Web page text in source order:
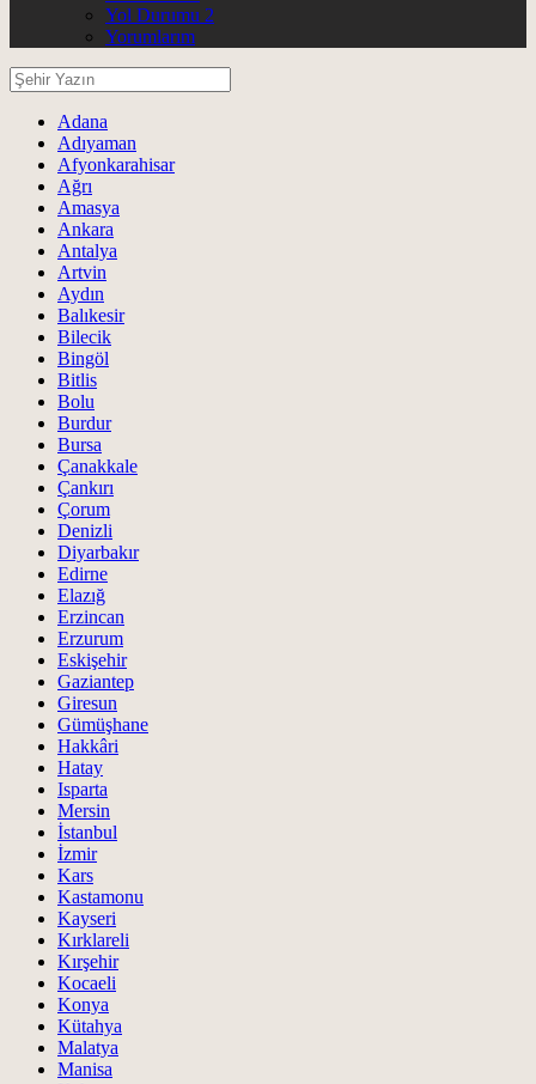
Yol Durumu 2
Yorumlarım
Adana
Adıyaman
Afyonkarahisar
Ağrı
Amasya
Ankara
Antalya
Artvin
Aydın
Balıkesir
Bilecik
Bingöl
Bitlis
Bolu
Burdur
Bursa
Çanakkale
Çankırı
Çorum
Denizli
Diyarbakır
Edirne
Elazığ
Erzincan
Erzurum
Eskişehir
Gaziantep
Giresun
Gümüşhane
Hakkâri
Hatay
Isparta
Mersin
İstanbul
İzmir
Kars
Kastamonu
Kayseri
Kırklareli
Kırşehir
Kocaeli
Konya
Kütahya
Malatya
Manisa